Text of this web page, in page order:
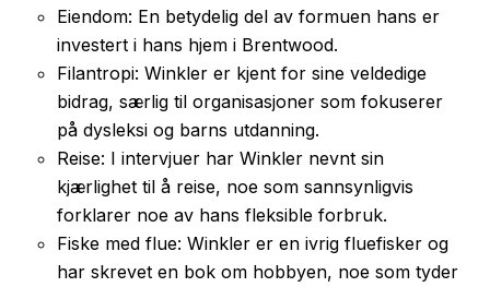
Eiendom: En betydelig del av formuen hans er
investert i hans hjem i Brentwood.
Filantropi: Winkler er kjent for sine veldedige
bidrag, særlig til organisasjoner som fokuserer
på dysleksi og barns utdanning.
Reise: I intervjuer har Winkler nevnt sin
kjærlighet til å reise, noe som sannsynligvis
forklarer noe av hans fleksible forbruk.
Fiske med flue: Winkler er en ivrig fluefisker og
har skrevet en bok om hobbyen, noe som tyder